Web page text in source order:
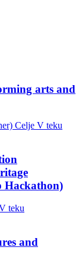
arts and
Celje V teku
Hackathon)
teku
and